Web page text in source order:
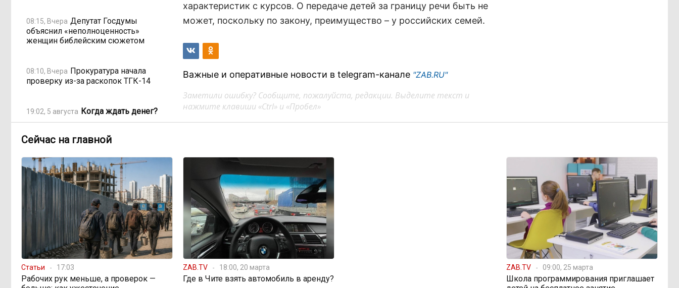
08:15, Вчера Депутат Госдумы
объяснил «неполноценность»
женщин библейским сюжетом
08:10, Вчера Прокуратура начала
проверку из-за раскопок ТГК-14
19:02, 5 августа Когда ждать денег?
Забайкалье — в списке регионов,
выплат
17:30, 5 августа «Их масштаб может
превысить весь наш опыт»: Осипов
предупреждает о климатической
угрозе на фоне пожаров в Европе
16:00, 5 августа
По волнам Арахлея: на
любимом озере забайкальцев
улучшили LTE-сеть
12:33, 5 августа Путин подписал закон,
характеристик с курсов. О передаче детей за границу речи быть не
может, поскольку по закону, преимущество – у российских семей.
Важные и оперативные новости в telegram-канале "ZAB.RU"
Заметили ошибку? Сообщите, пожалуйста, редакции. Выделите текст и
нажмите клавиши «Ctrl» и «Пробел»
Сейчас на главной
Статьи 17:03
Рабочих рук меньше, а проверок —
ZAB.TV 18:00, 20 марта
Где в Чите взять автомобиль в аренду?
ZAB.TV 09:00, 25 марта
Школа программирования приглашает